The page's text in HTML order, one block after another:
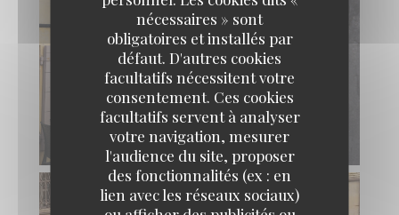
nécessaires » sont
obligatoires et installés par
défaut. D'autres cookies
facultatifs nécessitent votre
consentement. Ces cookies
facultatifs servent à analyser
votre navigation, mesurer
l'audience du site, proposer
des fonctionnalités (ex : en
lien avec les réseaux sociaux)